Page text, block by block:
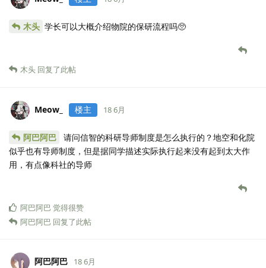
木头 学长可以大概介绍物院的保研流程吗🥺
木头 回复了此帖
Meow_ 楼主 18 6月
阿巴阿巴
请问信智的科研导师制度是怎么执行的？地空和化院
似乎也有导师制度，但是据同学描述实际执行起来没有起到太大作
用，有点像科社的导师
阿巴阿巴 觉得很赞
阿巴阿巴 回复了此帖
阿巴阿巴 18 6月